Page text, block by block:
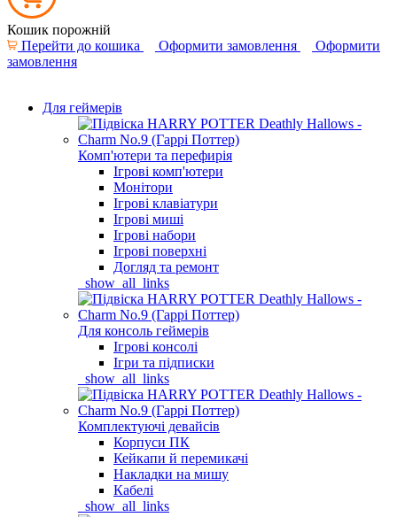
Кошик порожній
Перейти до кошика
Оформити замовлення
Оформити
замовлення
Для геймерів
Комп'ютери та перефирія
Ігрові комп'ютери
Монітори
Ігрові клавіатури
Ігрові миші
Ігрові набори
Ігрові поверхні
Догляд та ремонт
_show_all_links
Для консоль геймерів
Ігрові консолі
Ігри та підписки
_show_all_links
Комплектуючі девайсів
Корпуси ПК
Кейкапи й перемикачі
Накладки на мишу
Кабелі
_show_all_links